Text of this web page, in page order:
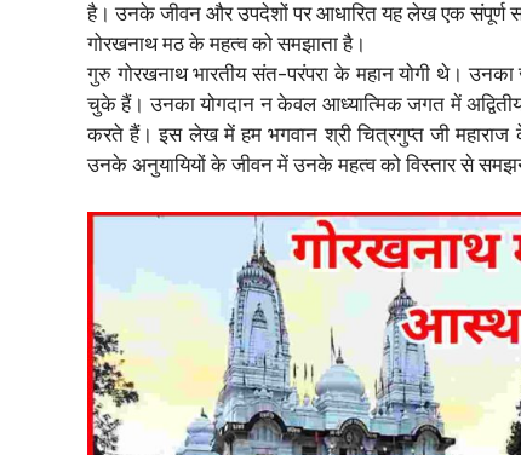
है। उनके जीवन और उपदेशों पर आधारित यह लेख एक संपूर्ण
गोरखनाथ मठ के महत्व को समझाता है।
गुरु गोरखनाथ भारतीय संत-परंपरा के महान योगी थे। उनका
चुके हैं। उनका योगदान न केवल आध्यात्मिक जगत में
करते हैं। इस लेख में हम भगवान श्री चित्रगुप्त जी महाराज
उनके अनुयायियों के जीवन में उनके महत्व को विस्तार से